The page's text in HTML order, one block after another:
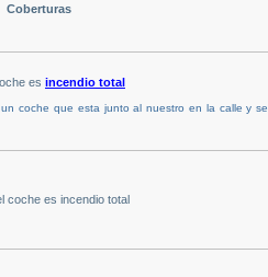
Coberturas
es incendio total
coche que esta junto al nuestro en la calle y
coche es incendio total